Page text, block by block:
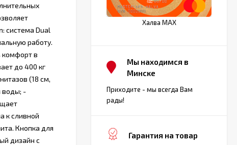
система Dual
работу.
комфорт в
до 400 кг
(18 см,
воды; -
к сливной
Кнопка для
дизайн с
Халва MAX
Мы находимся в
Минске
Приходите - мы всегда Вам
рады!
Гарантия на товар